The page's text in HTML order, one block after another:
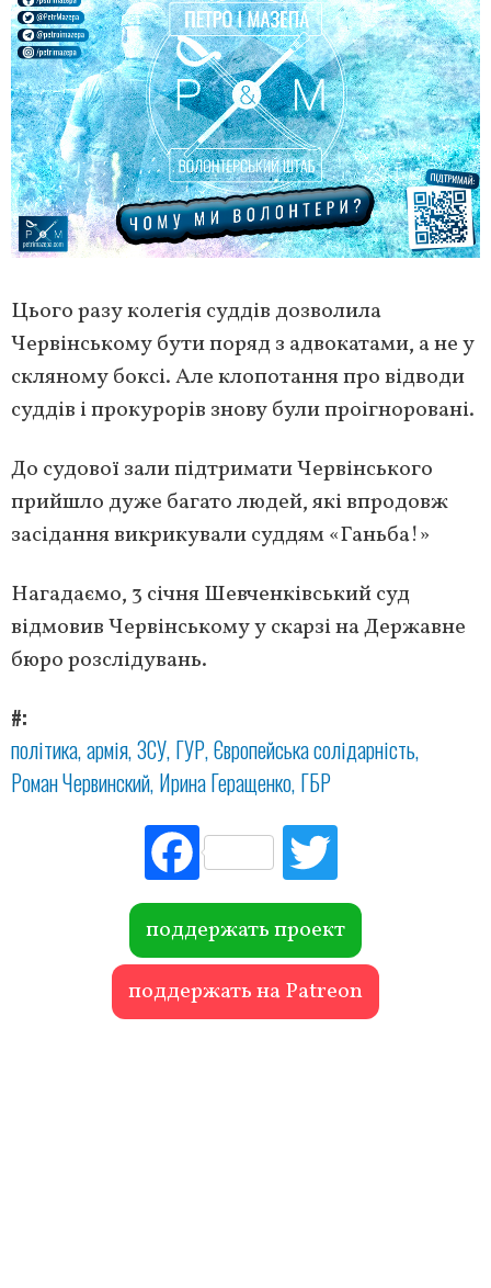
Цього разу колегія суддів дозволила
Червінському бути поряд з адвокатами, а не у
скляному боксі. Але клопотання про відводи
суддів і прокурорів знову були проігноровані.
До судової зали підтримати Червінського
прийшло дуже багато людей, які впродовж
засідання викрикували суддям «Ганьба!»
Нагадаємо, 3 січня Шевченківський суд
відмовив Червінському у скарзі на Державне
бюро розслідувань.
#
політика армія ЗСУ ГУР Європейська солідарність
Роман Червинский Ирина Геращенко ГБР
Fac
ebo
ok r
поддержать проект
поддержать на Patreon